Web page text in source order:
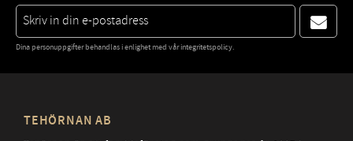
Dina personuppgifter behandlas i enlighet med vårintegritetspolicy.
TEHÖRNAN AB